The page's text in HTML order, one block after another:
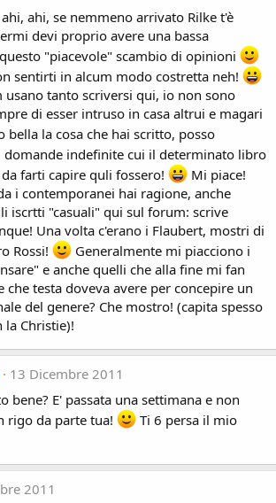
ahi, se nemmeno arrivato Rilke t'è
devi proprio avere una bassa
"piacevole" scambio di opinioni
sentirti in alcum modo costretta neh!
usano tanto scriversi qui, io non sono
di esser intruso in casa altrui e magari
bella la cosa che hai scritto, posso
domande indefinite cui il determinato libro
farti capire quli fossero!
Mi piace!
i contemporanei hai ragione, anche
iscrtti "casuali" qui sul forum: scrive
Una volta c'erano i Flaubert, mostri di
Rossi!
Generalmente mi piacciono i
e anche quelli che alla fine mi fan
che testa doveva avere per concepire un
del genere? Che mostro! (capita spesso
la Christie)!
13 Dicembre 2011
bene? E' passata una settimana e non
rigo da parte tua!
Ti 6 persa il mio
2011